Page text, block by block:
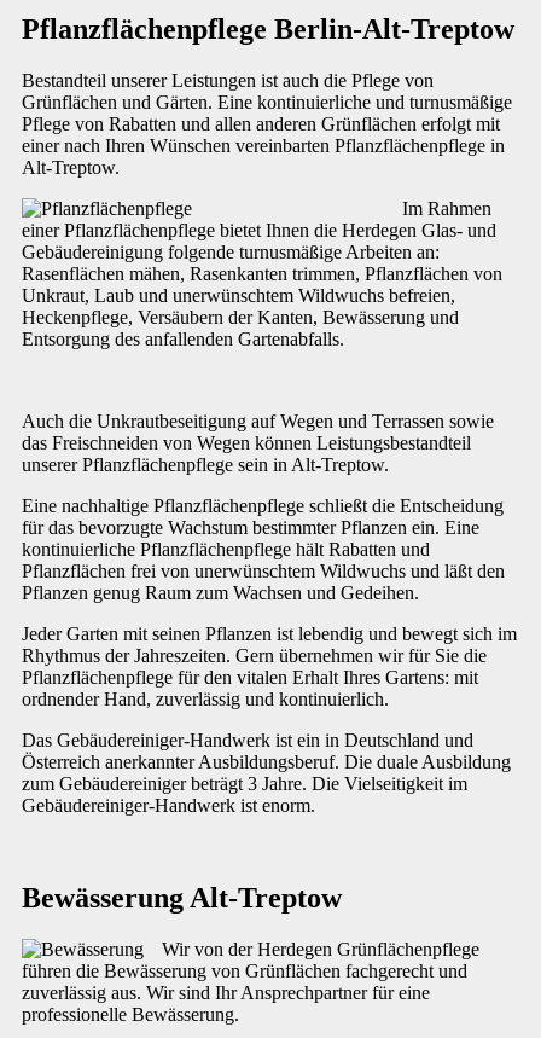
Pflanzflächenpflege Berlin-Alt-Treptow
Bestandteil unserer Leistungen ist auch die Pflege von
Grünflächen und Gärten. Eine kontinuierliche und turnusmäßige
Pflege von Rabatten und allen anderen Grünflächen erfolgt mit
einer nach Ihren Wünschen vereinbarten Pflanzflächenpflege in
Alt-Treptow.
Im Rahmen
einer Pflanzflächenpflege bietet Ihnen die Herdegen Glas- und
Gebäudereinigung folgende turnusmäßige Arbeiten an:
Rasenflächen mähen, Rasenkanten trimmen, Pflanzflächen von
Unkraut, Laub und unerwünschtem Wildwuchs befreien,
Heckenpflege, Versäubern der Kanten, Bewässerung und
Entsorgung des anfallenden Gartenabfalls.
Auch die Unkrautbeseitigung auf Wegen und Terrassen sowie
das Freischneiden von Wegen können Leistungsbestandteil
unserer Pflanzflächenpflege sein in Alt-Treptow.
Eine nachhaltige Pflanzflächenpflege schließt die Entscheidung
für das bevorzugte Wachstum bestimmter Pflanzen ein. Eine
kontinuierliche Pflanzflächenpflege hält Rabatten und
Pflanzflächen frei von unerwünschtem Wildwuchs und läßt den
Pflanzen genug Raum zum Wachsen und Gedeihen.
Jeder Garten mit seinen Pflanzen ist lebendig und bewegt sich im
Rhythmus der Jahreszeiten. Gern übernehmen wir für Sie die
Pflanzflächenpflege für den vitalen Erhalt Ihres Gartens: mit
ordnender Hand, zuverlässig und kontinuierlich.
Das Gebäudereiniger-Handwerk ist ein in Deutschland und
Österreich anerkannter Ausbildungsberuf. Die duale Ausbildung
zum Gebäudereiniger beträgt 3 Jahre. Die Vielseitigkeit im
Gebäudereiniger-Handwerk ist enorm.
Bewässerung Alt-Treptow
Wir von der Herdegen Grünflächenpflege
führen die Bewässerung von Grünflächen fachgerecht und
zuverlässig aus. Wir sind Ihr Ansprechpartner für eine
professionelle Bewässerung.